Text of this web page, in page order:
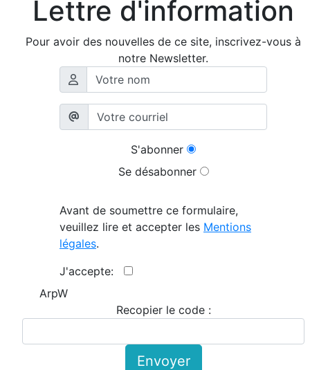
Lettre d'information
Pour avoir des nouvelles de ce site, inscrivez-vous à
notre Newsletter.
S'abonner
Se désabonner
Avant de soumettre ce formulaire,
veuillez lire et accepter les Mentions
légales.
J'accepte:
ArpW
Recopier le code :
Envoyer